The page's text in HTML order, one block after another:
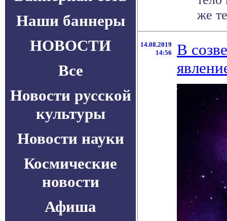
Наши баннеры
НОВОСТИ
Все
Новости русской
культуры
Новости науки
Космические
новости
Афиша
же
14.08.2019
14:56
В